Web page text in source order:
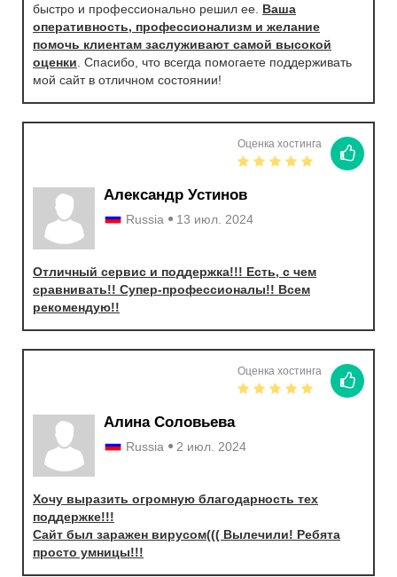
быстро и профессионально решил ее. Ваша
оперативность, профессионализм и желание
помочь клиентам заслуживают самой высокой
оценки. Спасибо, что всегда помогаете поддерживать
мой сайт в отличном состоянии!
Оценка хостинга
Александр Устинов
Russia 13 июл. 2024
Отличный сервис и поддержка!!! Есть, с чем
сравнивать!! Супер-профессионалы!! Всем
рекомендую!!
Оценка хостинга
Алина Соловьева
Russia 2 июл. 2024
Хочу выразить огромную благодарность тех
поддержке!!!
Сайт был заражен вирусом((( Вылечили! Ребята
просто умницы!!!